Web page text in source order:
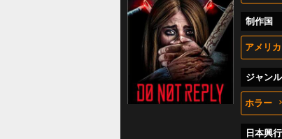
制作国
アメリカ
ジャンル
ホラー
日本興